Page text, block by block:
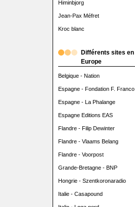
Himinbjorg
Jean-Pax Méfret
Kroc blanc
Différents sites en
Europe
Belgique - Nation
Espagne - Fondation F. Franco
Espagne - La Phalange
Espagne Editions EAS
Flandre - Filip Dewinter
Flandre - Vlaams Belang
Flandre - Voorpost
Grande-Bretagne - BNP
Hongrie - Szentkoronaradio
Italie - Casapound